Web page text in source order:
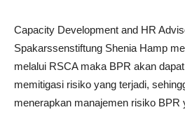
Capacity Development and HR
Spakarssenstiftung Shenia Hamp
melalui RSCA maka BPR akan
memitigasi risiko yang terjadi,
menerapkan manajemen risiko BPR